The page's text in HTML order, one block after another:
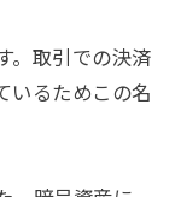
。取引での決済
いるためこの名